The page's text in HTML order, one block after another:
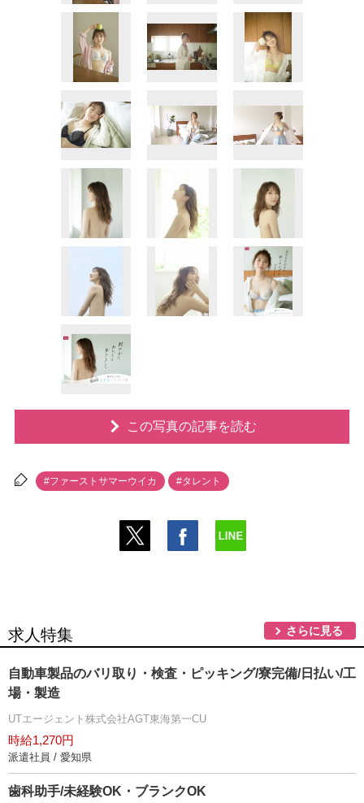
この写真の記事を読む
#ファーストサマーウイカ #タレント
求人特集 さらに見る
自動車製品のバリ取り・検査・ピッキング/寮完備/日払い/工
場・製造
UTエージェント株式会社AGT東海第一CU
時給1,270円
派遣社員 / 愛知県
歯科助手/未経験OK・ブランクOK